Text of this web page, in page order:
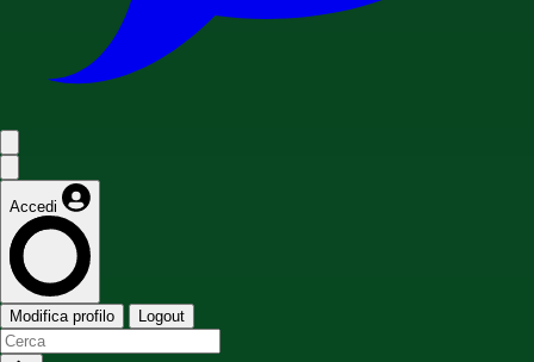
Accedi
Modifica profilo Logout